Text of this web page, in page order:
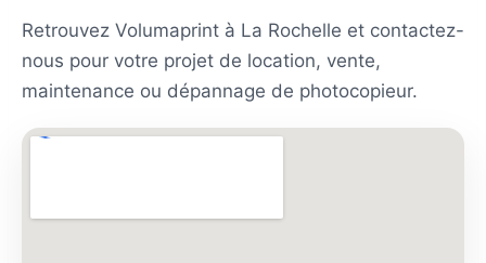
Retrouvez Volumaprint à La Rochelle et contactez-
nous pour votre projet de location, vente,
maintenance ou dépannage de photocopieur.